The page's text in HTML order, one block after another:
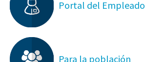
Portal del Empleado
Para la población